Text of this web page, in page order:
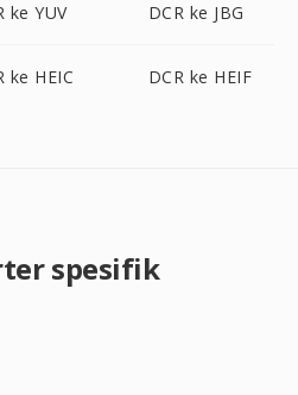
ke YUV DCR ke JBG
ke HEIC DCR ke HEIF
spesifik